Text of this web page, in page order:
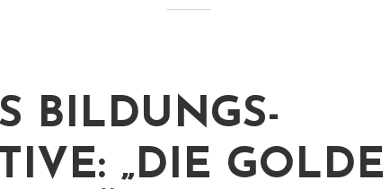
BILDUNGS-
„DIE